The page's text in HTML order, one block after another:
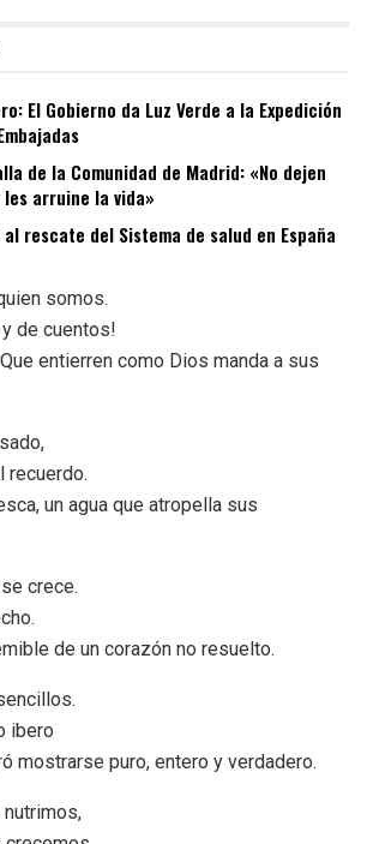
El Gobierno da Luz Verde a la Expedición
de la Comunidad de Madrid: «No dejen
arruine la vida»
rescate del Sistema de salud en España
somos.
de cuentos!
entierren como Dios manda a sus
recuerdo.
un agua que atropella sus
crece.
de un corazón no resuelto.
ibero
mostrarse puro, entero y verdadero.